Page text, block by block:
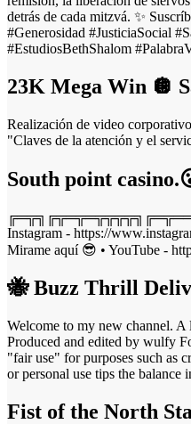
detrás de cada mitzvá. ✨
#Generosidad #JusticiaSocial
#EstudiosBethShalom
23K Mega Win 🪩
Realización de video
"Claves de la atención y el
South point
Instagram - https://
Mirame aquí 😎 • YouTube -
🐝 Buzz Thrill
Welcome to my new channel.
Produced and edited by wulfy
"fair use" for purposes such as
or personal use tips the
Fist of the North